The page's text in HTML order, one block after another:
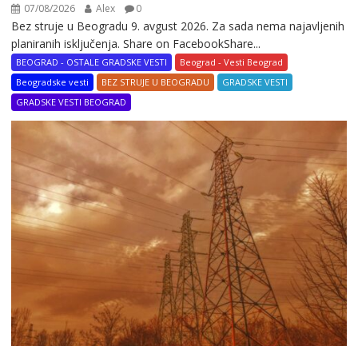
07/08/2026 Alex 0
Bez struje u Beogradu 9. avgust 2026. Za sada nema najavljenih
planiranih isključenja. Share on FacebookShare...
BEOGRAD - OSTALE GRADSKE VESTI
Beograd - Vesti Beograd
Beogradske vesti
BEZ STRUJE U BEOGRADU
GRADSKE VESTI
GRADSKE VESTI BEOGRAD